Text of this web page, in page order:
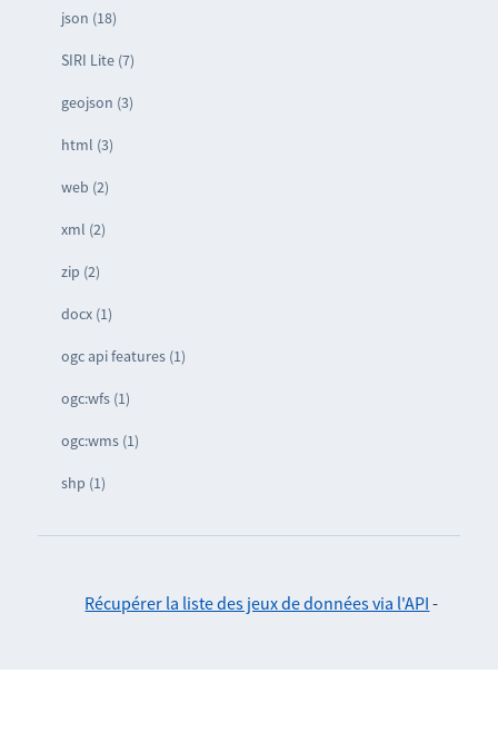
json (18)
SIRI Lite (7)
geojson (3)
html (3)
web (2)
xml (2)
zip (2)
docx (1)
ogc api features (1)
ogc:wfs (1)
ogc:wms (1)
shp (1)
Récupérer la liste des jeux de données via l'API -